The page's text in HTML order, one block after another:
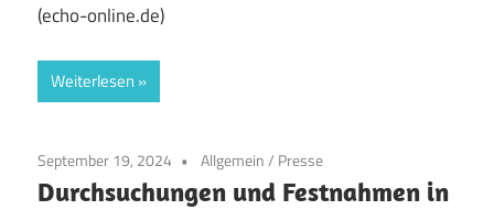
(echo-online.de)
Weiterlesen
September 19, 2024 Allgemein/ Presse
Durchsuchungen und Festnahmen in